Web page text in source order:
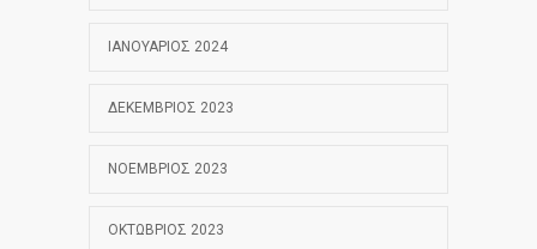
ΙΑΝΟΥΆΡΙΟΣ 2024
ΔΕΚΈΜΒΡΙΟΣ 2023
ΝΟΈΜΒΡΙΟΣ 2023
ΟΚΤΏΒΡΙΟΣ 2023